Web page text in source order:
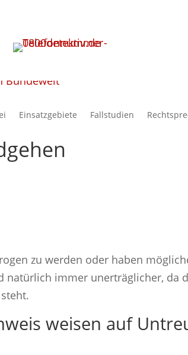
Einsatzgebiete Fallstudien
zu werden oder haben
natürlich immer unerträglicher, da
weisen auf